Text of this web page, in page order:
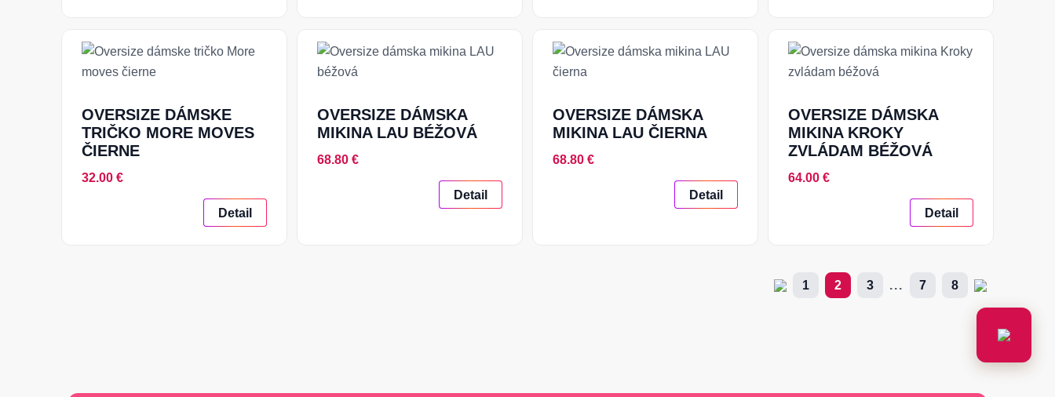
OVERSIZE DÁMSKE
TRIČKO MORE MOVES
ČIERNE
32.00 €
Detail
OVERSIZE DÁMSKA
MIKINA LAU BÉŽOVÁ
68.80 €
Detail
OVERSIZE DÁMSKA
MIKINA LAU ČIERNA
68.80 €
Detail
OVERSIZE DÁMSKA
MIKINA KROKY
ZVLÁDAM BÉŽOVÁ
64.00 €
Detail
1 2 3 ... 7 8